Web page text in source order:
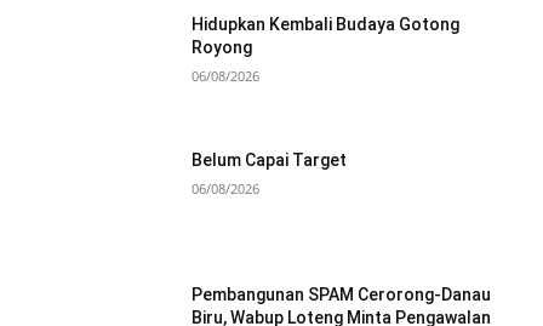
Hidupkan Kembali Budaya Gotong
Royong
06/08/2026
Belum Capai Target
06/08/2026
Pembangunan SPAM Cerorong-Danau
Biru, Wabup Loteng Minta Pengawalan